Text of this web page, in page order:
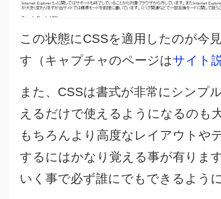
この状態にCSSを適用したのが今
す（キャプチャのページはサイト
また、CSSは書式が非常にシンプ
えるだけで使えるようになるのも
もちろんより高度なレイアウトや
するにはかなり覚える事が有りま
いく事で必ず誰にでもできるよう